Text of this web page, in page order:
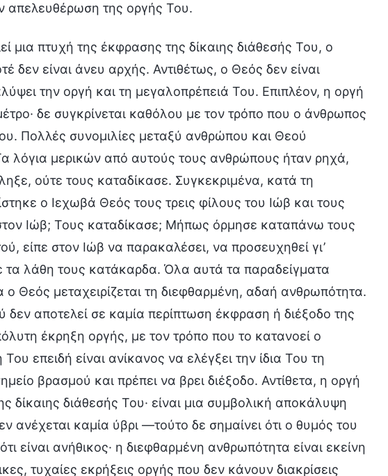
απελευθέρωση της οργής Του.
μια πτυχή της έκφρασης της δίκαιης διάθεσής Του, ο
δεν είναι άνευ αρχής. Αντιθέτως, ο Θεός δεν είναι
την οργή και τη μεγαλοπρέπειά Του. Επιπλέον, η οργή
δε συγκρίνεται καθόλου με τον τρόπο που ο άνθρωπος
Πολλές συνομιλίες μεταξύ ανθρώπου και Θεού
λόγια μερικών από αυτούς τους ανθρώπους ήταν ρηχά,
ούτε τους καταδίκασε. Συγκεκριμένα, κατά τη
ο Ιεχωβά Θεός τους τρεις φίλους του Ιώβ και τους
Ιώβ; Τους καταδίκασε; Μήπως όρμησε καταπάνω τους
είπε στον Ιώβ να παρακαλέσει, να προσευχηθεί γι’
λάθη τους κατάκαρδα. Όλα αυτά τα παραδείγματα
Θεός μεταχειρίζεται τη διεφθαρμένη, αδαή ανθρωπότητα.
αποτελεί σε καμία περίπτωση έκφραση ή διέξοδο της
έκρηξη οργής, με τον τρόπο που το κατανοεί ο
επειδή είναι ανίκανος να ελέγξει την ίδια Του τη
βρασμού και πρέπει να βρει διέξοδο. Αντίθετα, η οργή
δίκαιης διάθεσής Του· είναι μια συμβολική αποκάλυψη
ανέχεται καμία ύβρι —τούτο δε σημαίνει ότι ο θυμός του
είναι ανήθικος· η διεφθαρμένη ανθρωπότητα είναι εκείνη
τυχαίες εκρήξεις οργής που δεν κάνουν διακρίσεις